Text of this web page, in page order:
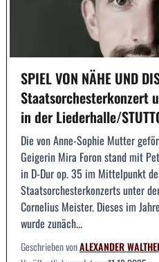
SPIEL VON NÄHE UND
Staatsorchesterkonzert
in der Liederhalle/
Die von Anne-Sophie Mutter
Geigerin Mira Foron stand mit
in D-Dur op. 35 im Mittelpunkt
Staatsorchesterkonzerts unter
Cornelius Meister. Dieses im
wurde zunäch...
Geschrieben vonALEXANDER